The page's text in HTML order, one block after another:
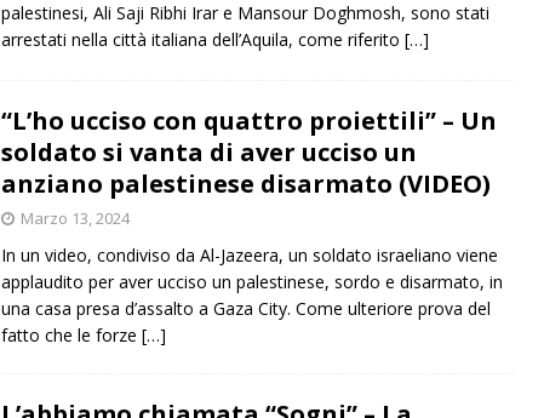
palestinesi, Ali Saji Ribhi Irar e Mansour Doghmosh, sono stati
arrestati nella città italiana dell’Aquila, come riferito […]
“L’ho ucciso con quattro proiettili” – Un
soldato si vanta di aver ucciso un
anziano palestinese disarmato (VIDEO)
Marzo 13, 2024
In un video, condiviso da Al-Jazeera, un soldato israeliano viene
applaudito per aver ucciso un palestinese, sordo e disarmato, in
una casa presa d’assalto a Gaza City. Come ulteriore prova del
fatto che le forze […]